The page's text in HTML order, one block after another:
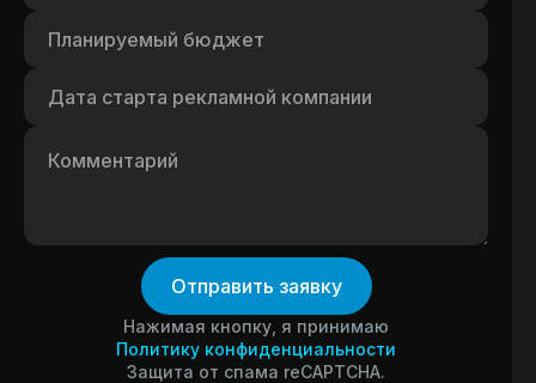
Нажимая кнопку, я принимаю
Политику конфиденциальности
Защита от спама reCAPTCHA.